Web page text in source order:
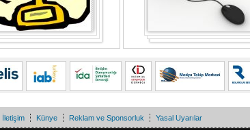
İletişim Künye Reklam ve Sponsorluk Yasal Uyarılar